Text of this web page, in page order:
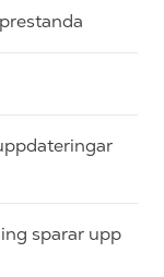
sparar upp